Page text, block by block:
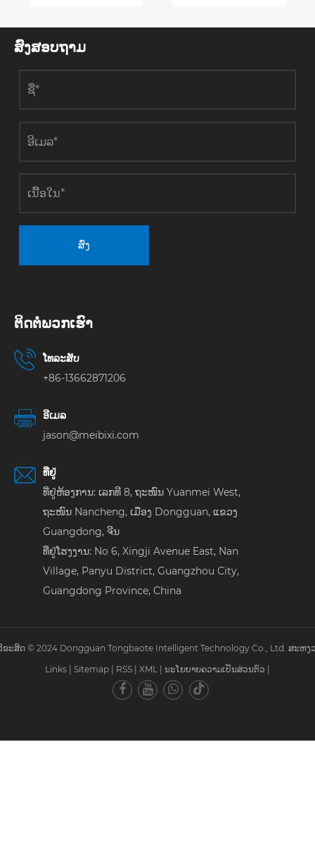
ຄວາມຮ້ອນສອງ
ແຫຼ່ງແມ່ນຄວາມ
ກ້າວຫນ້າໃຫມ່
ຈ່າຍແລະເພີ່ມ
ປະສິດທິພາບ.
ຄວາມຮ້ອນສອງ
ສົ່ງສອບຖາມ
ສົ່ງ
ຕິດ​ຕໍ່​ພວກ​ເຮົາ
ໂທລະສັບ
+86-13662871206
ອີເມລ
jason@meibixi.com
ທີ່ຢູ່
ທີ່ຢູ່ຫ້ອງການ: ເລກທີ 8, ຖະໜົນ Yuanmei West,
ຖະໜົນ Nancheng, ເມືອງ Dongguan, ແຂວງ
Guangdong, ຈີນ
ທີ່ຢູ່ໂຮງງານ: No 6, Xingji Avenue East, Nan
Village, Panyu District, Guangzhou City,
Guangdong Province, China
ະສິດ © 2024 Dongguan Tongbaote Intelligent Technology Co., Ltd. ສະຫງ
Links | Sitemap | RSS | XML | ນະໂຍບາຍຄວາມເປັນສ່ວນຕົວ |